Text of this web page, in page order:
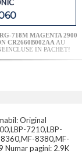
718M MAGENTA 2900
CR2660B002AAAU
IN PACHET!
Original
7210,LBP-
8380,MF-
pagini: 2.9K